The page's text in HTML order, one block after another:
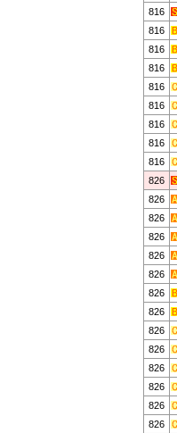
816
816
816
816
816
816
816
816
816
826
826
826
826
826
826
826
826
826
826
826
826
826
826